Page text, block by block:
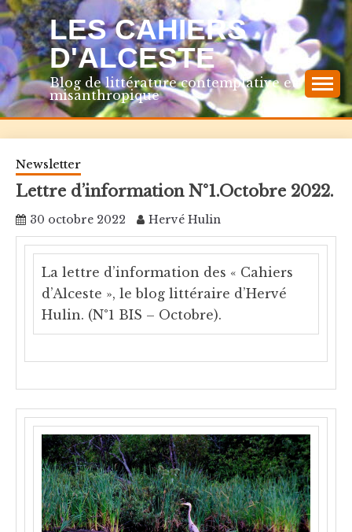
Skip
to
content
LES CAHIERS
D'ALCESTE
Blog de littérature contemplative et
misanthropique
Newsletter
Lettre d’information N°1.Octobre 2022.
30 octobre 2022 Hervé Hulin
La lettre d’information des « Cahiers
d’Alceste », le blog littéraire d’Hervé
Hulin. (N°1 BIS – Octobre).